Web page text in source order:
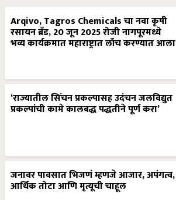
रसायन ब्रँड, 20 जून 2025 रोजी नागपूरमध्ये
भव्य कार्यक्रमात महाराष्ट्रात लाँच करण्यात आला
प्रकल्पांची कामे कालबद्ध पद्धतीने पूर्ण करा’
जनावर पावसात भिजणं म्हणजे आजार, अपंगत्व,
आर्थिक तोटा आणि मृत्यूची चाहूल